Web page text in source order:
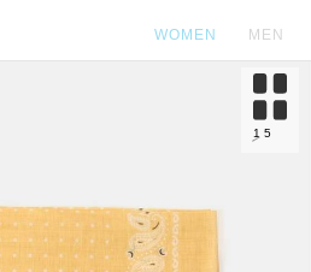
WOMEN MEN
1 5